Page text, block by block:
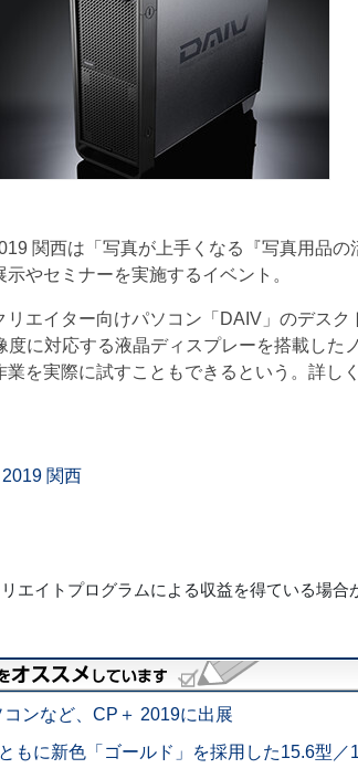
関西は「写真が上手くなる『写真用品の
やセミナーを実施するイベント。
リエイター向けパソコン「DAIV」のデスク
度に対応する液晶ディスプレーを搭載した
を実際に試すこともできるという。詳し
関西
エイトプログラムによる収益を得ている場合
ンなど、CP＋ 2019に出展
もに新色「ゴールド」を採用した15.6型／